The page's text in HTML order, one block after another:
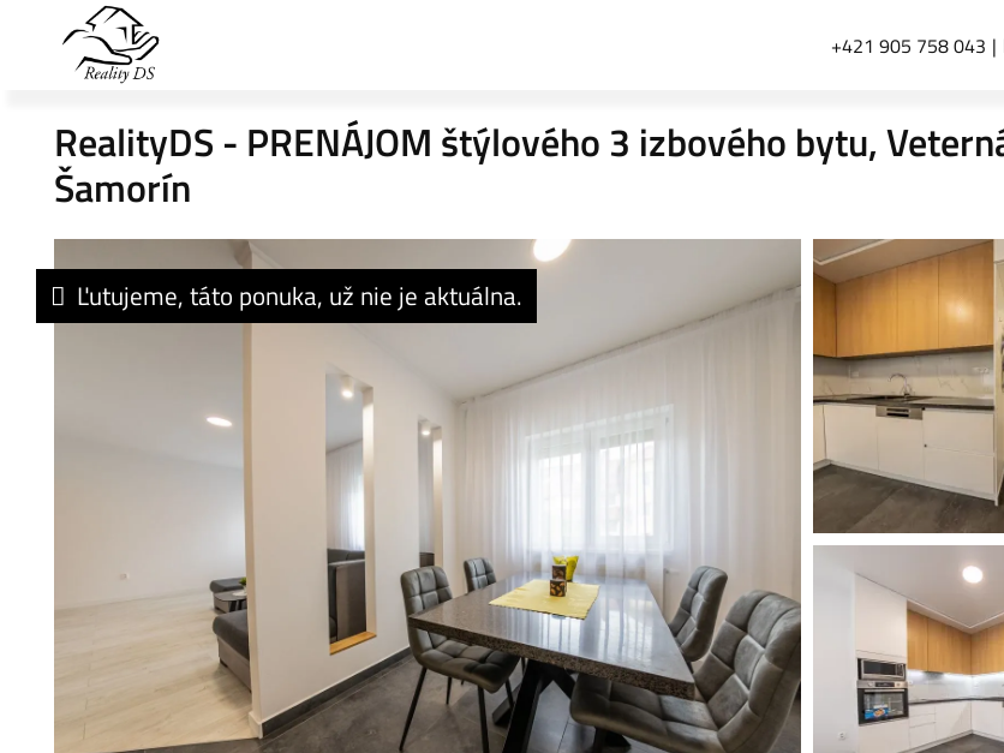
+421 905 758 043
RealityDS - PRENÁJOM štýlového 3 izbového bytu,
Šamorín
Ľutujeme, táto ponuka, už nie je aktuálna.